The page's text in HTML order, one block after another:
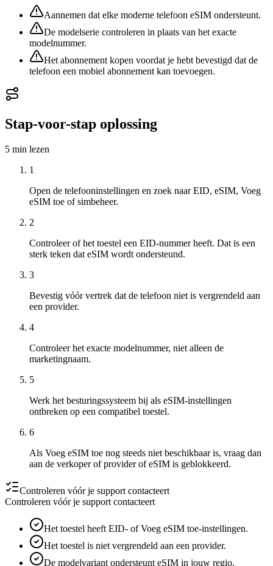
Aannemen dat elke moderne telefoon eSIM ondersteunt.
De modelserie controleren in plaats van het exacte
modelnummer.
Het abonnement kopen voordat je hebt bevestigd dat de
telefoon een mobiel abonnement kan toevoegen.
Stap-voor-stap oplossing
5 min lezen
1
Open de telefooninstellingen en zoek naar EID, eSIM, Voeg
eSIM toe of simbeheer.
2
Controleer of het toestel een EID-nummer heeft. Dat is een
sterk teken dat eSIM wordt ondersteund.
3
Bevestig vóór vertrek dat de telefoon niet is vergrendeld aan
een provider.
4
Controleer het exacte modelnummer, niet alleen de
marketingnaam.
5
Werk het besturingssysteem bij als eSIM-instellingen
ontbreken op een compatibel toestel.
6
Als Voeg eSIM toe nog steeds niet beschikbaar is, vraag dan
aan de verkoper of provider of eSIM is geblokkeerd.
Controleren vóór je support contacteert
Controleren vóór je support contacteert
Het toestel heeft EID- of Voeg eSIM toe-instellingen.
Het toestel is niet vergrendeld aan een provider.
De modelvariant ondersteunt eSIM in jouw regio.